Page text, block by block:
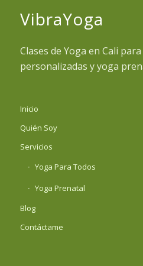
VibraYoga
Clases de Yoga en Cali
personalizadas y yoga
Inicio
Quién Soy
Servicios
Yoga Para Todos
Yoga Prenatal
Blog
Contáctame